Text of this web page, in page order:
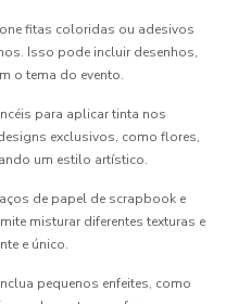
fitas coloridas ou adesivos
Isso pode incluir desenhos,
o tema do evento.
para aplicar tinta nos
exclusivos, como flores,
um estilo artístico.
de papel de scrapbook e
misturar diferentes texturas e
e único.
pequenos enfeites, como